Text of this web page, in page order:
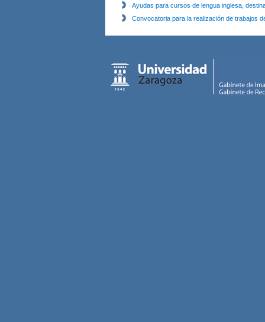
Ayudas para cursos de lengua inglesa,
Convocatoria para la realización de trabajos